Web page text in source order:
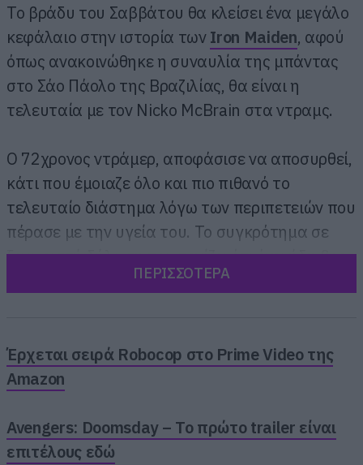
Το βράδυ του Σαββάτου θα κλείσει ένα μεγάλο
κεφάλαιο στην ιστορία τωνIron Maiden, αφού
όπως ανακοινώθηκε η συναυλία της μπάντας
στο Σάο Πάολο της Βραζιλίας, θα είναι η
τελευταία με τον Nicko McBrain στα ντραμς.
O 72χρονος ντράμερ, αποφάσισε να αποσυρθεί,
κάτι που έμοιαζε όλο και πιο πιθανό το
τελευταίο διάστημα λόγω των περιπετειών που
πέρασε με την υγεία του. Το συγκρότημα σε
ξεχωριστή δήλωση του τονίζει ότι έχει ήδη βρει
νέο ντράμερ και θα τον ανακοινώσει σύντομα.
ΠΕΡΙΣΣΟΤΕΡΑ
Έρχεται σειρά Robocop στο Prime Video της
Amazon
Avengers: Doomsday – Το πρώτο trailer είναι
επιτέλους εδώ